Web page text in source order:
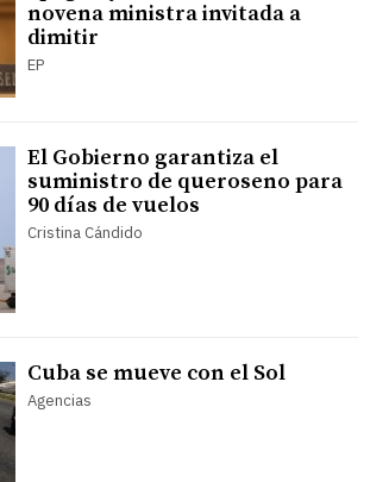
novena ministra invitada a
dimitir
EP
El Gobierno garantiza el
suministro de queroseno para
90 días de vuelos
Cristina Cándido
Cuba se mueve con el Sol
Agencias